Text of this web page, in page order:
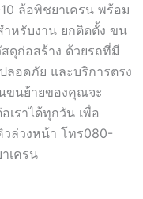
ล้อพิชยาเครน พร้อม
หรับงาน ยกติดตั้ง ขน
ดุก่อสร้าง ด้วยรถที่มี
อดภัย และบริการตรง
ขนย้ายของคุณจะ
เราได้ทุกวัน เพื่อ
ล่วงหน้า โทร080-
เครน